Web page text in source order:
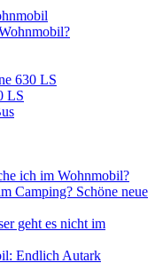
630 LS
LS
ich im Wohnmobil?
Camping? Schöne neue
geht es nicht im
Endlich Autark